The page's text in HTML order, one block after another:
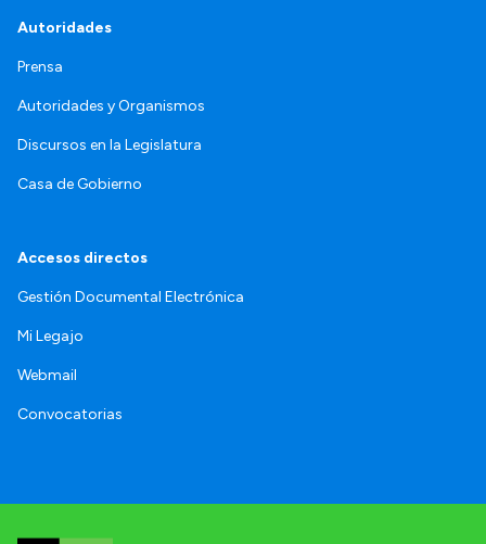
Autoridades
Prensa
Autoridades y Organismos
Discursos en la Legislatura
Casa de Gobierno
Accesos directos
Gestión Documental Electrónica
Mi Legajo
Webmail
Convocatorias